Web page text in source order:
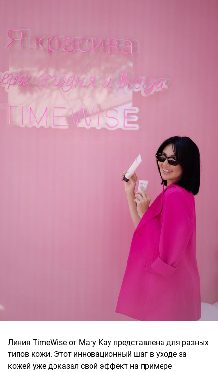
Линия TimeWise от Mary Kay представлена для разных
типов кожи. Этот инновационный шаг в уходе за
кожей уже доказал свой эффект на примере